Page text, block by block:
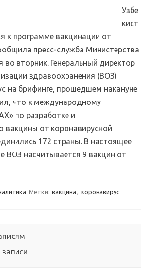
Узбе
кист
к программе вакцинации от
пресс-служба Министерства
во вторник. Генеральный директор
здравоохранения (ВОЗ)
на брифинге, прошедшем накануне
что к международному
по разработке и
вакцины от коронавирусной
172 страны. В настоящее
ВОЗ насчитывается 9 вакцин от
Метки: вакцина , коронавирус